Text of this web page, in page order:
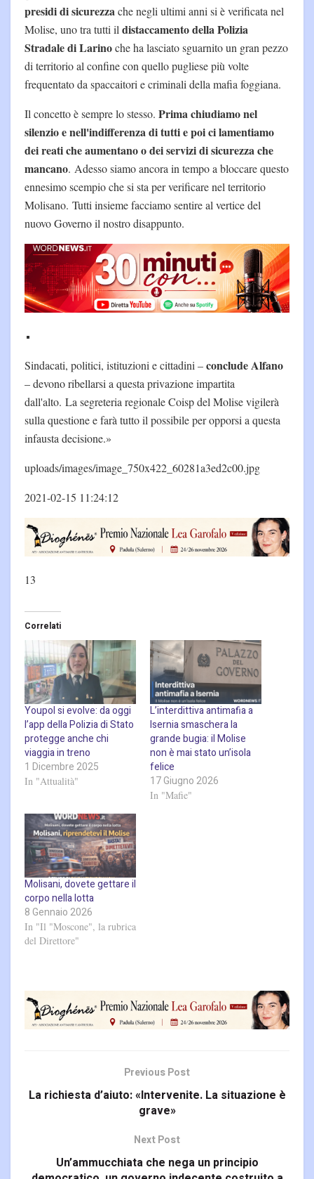
presidi di sicurezzache negli ultimi anni si è verificata nel
Molise, uno tra tutti il distaccamento della Polizia
Stradale di Larinoche ha lasciato sguarnito un gran pezzo
di territorio al confine con quello pugliese più volte
frequentato da spaccaitori e criminali della mafia foggiana.
Il concetto è sempre lo stesso. Prima chiudiamo nel
silenzio e nell'indifferenza di tutti e poi ci lamentiamo
dei reati che aumentano o dei servizi di sicurezza che
mancano. Adesso siamo ancora in tempo a bloccare questo
ennesimo scempio che si sta per verificare nel territorio
Molisano. Tutti insieme facciamo sentire al vertice del
nuovo Governo il nostro disappunto.
Sindacati, politici, istituzioni e cittadini –conclude Alfano
– devono ribellarsi a questa privazione impartita
dall'alto. La segreteria regionale Coisp del Molise vigilerà
sulla questione e farà tutto il possibile per opporsi a questa
infausta decisione.»
uploads/images/image_750x422_60281a3ed2c00.jpg
2021-02-15 11:24:12
13
Correlati
Youpol si evolve: da oggi
l’app della Polizia di Stato
protegge anche chi
viaggia in treno
1 Dicembre 2025
In "Attualità"
L’interdittiva antimafia a
Isernia smaschera la
grande bugia: il Molise
non è mai stato un’isola
felice
17 Giugno 2026
In "Mafie"
Molisani, dovete gettare il
corpo nella lotta
8 Gennaio 2026
In "Il "Moscone", la rubrica
del Direttore"
Previous Post
La richiesta d’aiuto: «Intervenite. La situazione è
grave»
Next Post
Un’ammucchiata che nega un principio